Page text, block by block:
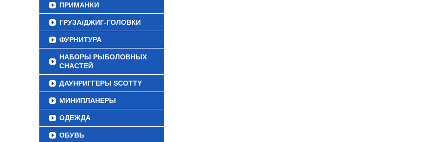
ПРИМАНКИ
ГРУЗА/ДЖИГ-ГОЛОВКИ
ФУРНИТУРА
НАБОРЫ РЫБОЛОВНЫХ
СНАСТЕЙ
ДАУНРИГГЕРЫ SCOTTY
МИНИПЛАНЕРЫ
ОДЕЖДА
ОБУВЬ